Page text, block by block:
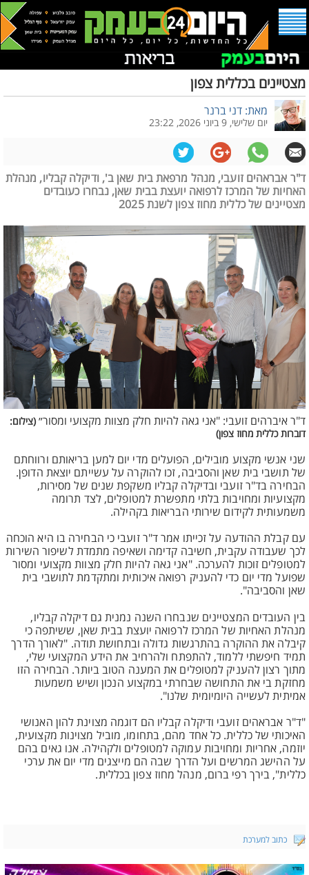
מצטיינים בכללית צפון
מאת: דני ברנר
יום שלישי, 9 ביוני 2026, 23:22
ד"ר אבראהים זועבי, מנהל מרפאת בית שאן ב', ודיקלה קבליו, מנהלת
האחיות של המרכז לרפואה יועצת בבית שאן, נבחרו כעובדים
מצטיינים של כללית מחוז צפון לשנת 2025
ד"ר איברהים זועבי: "אני גאה להיות חלק מצוות מקצועי ומסור״ (צילום:
דוברות כללית מחוז צפון)
שני אנשי מקצוע מובילים, הפועלים מדי יום למען בריאותם ורווחתם
של תושבי בית שאן והסביבה, זכו להוקרה על עשייתם יוצאת הדופן.
הבחירה בד"ר זועבי ובדיקלה קבליו משקפת שנים של מסירות,
מקצועיות ומחויבות בלתי מתפשרת למטופלים, לצד תרומה
משמעותית לקידום שירותי הבריאות בקהילה.
עם קבלת ההודעה על זכייתו אמר ד"ר זועבי כי הבחירה בו היא הוכחה
לכך שעבודה עקבית, חשיבה קדימה ושאיפה מתמדת לשיפור השירות
למטופלים זוכות להערכה. "אני גאה להיות חלק מצוות מקצועי ומסור
שפועל מדי יום כדי להעניק רפואה איכותית ומתקדמת לתושבי בית
שאן והסביבה".
בין העובדים המצטיינים שנבחרו השנה נמנית גם דיקלה קבליו,
מנהלת האחיות של המרכז לרפואה יועצת בבית שאן, ששיתפה כי
קיבלה את ההוקרה בהתרגשות גדולה ובתחושת תודה. "לאורך הדרך
תמיד חיפשתי ללמוד, להתפתח ולהרחיב את הידע המקצועי שלי,
מתוך רצון להעניק למטופלים את המענה הטוב ביותר. הבחירה הזו
מחזקת בי את התחושה שבחרתי במקצוע הנכון ושיש משמעות
אמיתית לעשייה היומיומית שלנו".
"ד"ר אבראהים זועבי ודיקלה קבליו הם דוגמה מצוינת להון האנושי
האיכותי של כללית. כל אחד מהם, בתחומו, מוביל מצוינות מקצועית,
יוזמה, אחריות ומחויבות עמוקה למטופלים ולקהילה. אנו גאים בהם
על ההישג המרשים ועל הדרך שבה הם מייצגים מדי יום את ערכי
כללית", בירך רפי ברום, מנהל מחוז צפון בכללית.
כתוב למערכת